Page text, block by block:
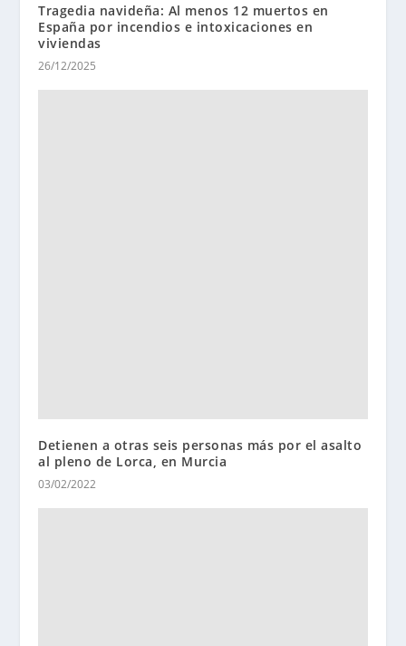
Tragedia navideña: Al menos 12 muertos en
España por incendios e intoxicaciones en
viviendas
26/12/2025
Detienen a otras seis personas más por el asalto
al pleno de Lorca, en Murcia
03/02/2022